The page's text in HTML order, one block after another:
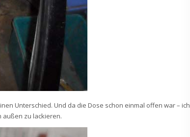
Unterschied. Und da die Dose schon einmal offen war – ich
außen zu lackieren.